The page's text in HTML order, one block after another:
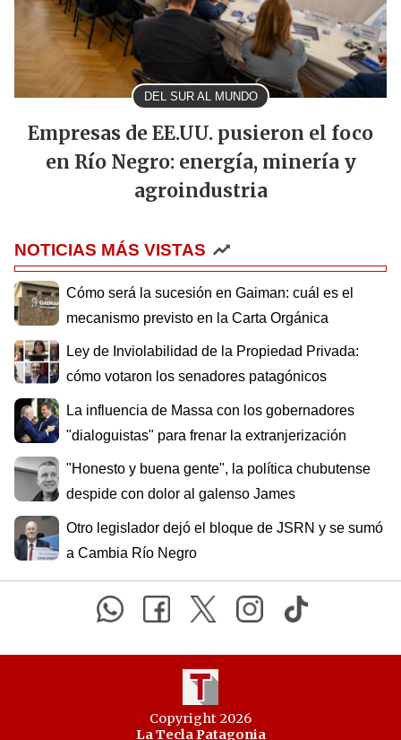
DEL SUR AL MUNDO
Empresas de EE.UU. pusieron el foco
en Río Negro: energía, minería y
agroindustria
NOTICIAS MÁS VISTAS
Cómo será la sucesión en Gaiman: cuál es el
mecanismo previsto en la Carta Orgánica
Ley de Inviolabilidad de la Propiedad Privada:
cómo votaron los senadores patagónicos
La influencia de Massa con los gobernadores
"dialoguistas" para frenar la extranjerización
"Honesto y buena gente", la política chubutense
despide con dolor al galenso James
Otro legislador dejó el bloque de JSRN y se sumó
a Cambia Río Negro
Copyright 2026
La Tecla Patagonia